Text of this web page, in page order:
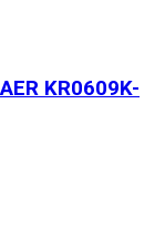
KR0609K-